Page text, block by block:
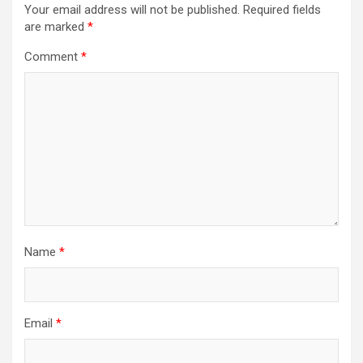
Your email address will not be published. Required fields
are marked *
Comment *
Name *
Email *